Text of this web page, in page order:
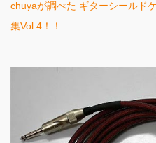
chuyaが調べた ギターシールド
集Vol.4！！